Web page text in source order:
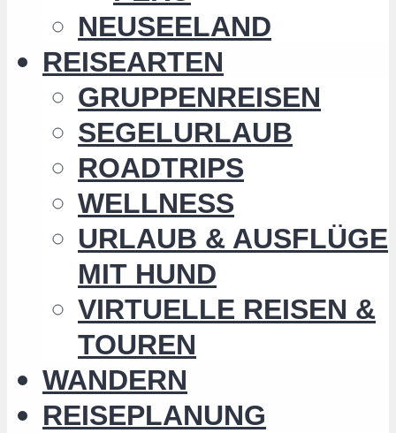
NEUSEELAND
REISEARTEN
GRUPPENREISEN
SEGELURLAUB
ROADTRIPS
WELLNESS
URLAUB & AUSFLÜGE
MIT HUND
VIRTUELLE REISEN &
TOUREN
WANDERN
REISEPLANUNG